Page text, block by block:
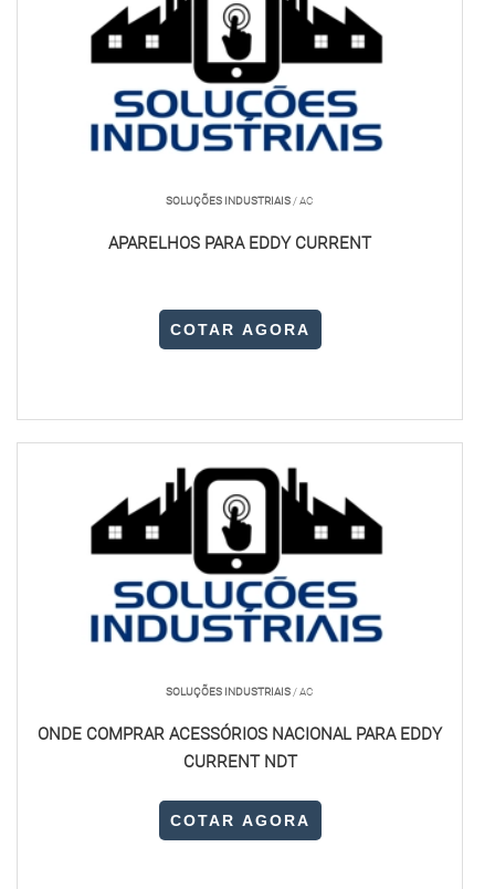
SOLUÇÕES INDUSTRIAIS/ AC
APARELHOS PARA EDDY CURRENT
COTAR AGORA
SOLUÇÕES INDUSTRIAIS/ AC
ONDE COMPRAR ACESSÓRIOS NACIONAL PARA EDDY
CURRENT NDT
COTAR AGORA